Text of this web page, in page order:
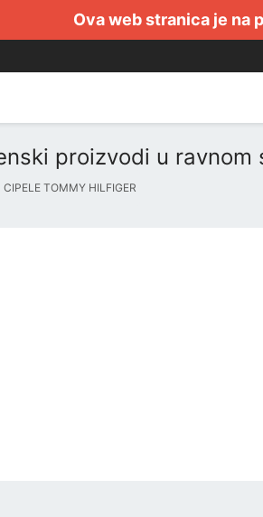
Ova web stranica je na
proizvodi u
CIPELE TOMMY HILFIGER